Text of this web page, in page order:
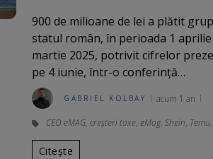
900 de milioane de lei a plătit
statul român, în perioada 1 aprilie
martie 2025, potrivit cifrelor
pe 4 iunie, într-o conferință…
GABRIEL KOLBAY acum 1 an
CEO eMAG, creșteri taxe, eMag, Shein, Temu,
Citește